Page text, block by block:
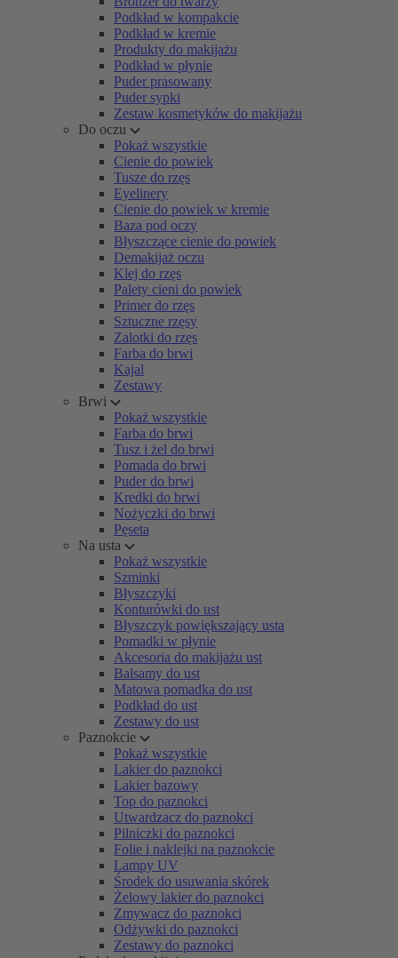
Podkład w kompakcie
Podkład w kremie
Produkty do makijażu
Podkład w płynie
Puder prasowany
Puder sypki
Zestaw kosmetyków do makijażu
Do oczu
Pokaż wszystkie
Cienie do powiek
Tusze do rzęs
Eyelinery
Cienie do powiek w kremie
Baza pod oczy
Błyszczące cienie do powiek
Demakijaż oczu
Klej do rzęs
Palety cieni do powiek
Primer do rzęs
Sztuczne rzęsy
Zalotki do rzęs
Farba do brwi
Kajal
Zestawy
Brwi
Pokaż wszystkie
Farba do brwi
Tusz i żel do brwi
Pomada do brwi
Puder do brwi
Kredki do brwi
Nożyczki do brwi
Pęseta
Na usta
Pokaż wszystkie
Szminki
Błyszczyki
Konturówki do ust
Błyszczyk powiększający usta
Pomadki w płynie
Akcesoria do makijażu ust
Balsamy do ust
Matowa pomadka do ust
Podkład do ust
Zestawy do ust
Paznokcie
Pokaż wszystkie
Lakier do paznokci
Lakier bazowy
Top do paznokci
Utwardzacz do paznokci
Pilniczki do paznokci
Folie i naklejki na paznokcie
Lampy UV
Środek do usuwania skórek
Żelowy lakier do paznokci
Zmywacz do paznokci
Odżywki do paznokci
Zestawy do paznokci